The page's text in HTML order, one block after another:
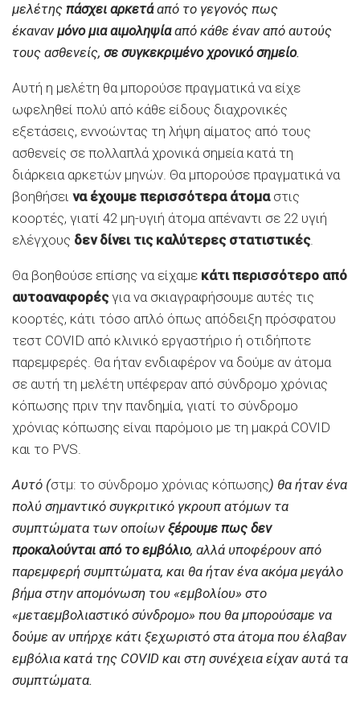
μελέτης πάσχει αρκετάαπό το γεγονός πως
έκανανμόνο μια αιμοληψίααπό κάθε έναν από αυτούς
τους ασθενείς, σε συγκεκριμένο χρονικό σημείο.
Αυτή η μελέτη θα μπορούσε πραγματικά να είχε
ωφεληθεί πολύ από κάθε είδους διαχρονικές
εξετάσεις, εννοώντας τη λήψη αίματος από τους
ασθενείς σε πολλαπλά χρονικά σημεία κατά τη
διάρκεια αρκετών μηνών. Θα μπορούσε πραγματικά να
βοηθήσει να έχουμε περισσότερα άτομαστις
κοορτές, γιατί 42 μη-υγιή άτομα απέναντι σε 22 υγιή
ελέγχους δεν δίνει τις καλύτερες στατιστικές.
Θα βοηθούσε επίσης να είχαμε κάτι περισσότερο από
αυτοαναφορέςγια να σκιαγραφήσουμε αυτές τις
κοορτές, κάτι τόσο απλό όπως απόδειξη πρόσφατου
τεστ COVID από κλινικό εργαστήριο ή οτιδήποτε
παρεμφερές. Θα ήταν ενδιαφέρον να δούμε αν άτομα
σε αυτή τη μελέτη υπέφεραν από σύνδρομο χρόνιας
κόπωσης πριν την πανδημία, γιατί το σύνδρομο
χρόνιας κόπωσης είναι παρόμοιο με τη μακρά COVID
και το PVS.
Αυτό (στμ: το σύνδρομο χρόνιας κόπωσης) θα ήταν ένα
πολύ σημαντικό συγκριτικό γκρουπ ατόμων τα
συμπτώματα των οποίωνξέρουμε πως δεν
προκαλούνται από το εμβόλιο, αλλά υποφέρουν από
παρεμφερή συμπτώματα, και θα ήταν ένα ακόμα μεγάλο
βήμα στην απομόνωση του «εμβολίου» στο
«μεταεμβολιαστικό σύνδρομο» που θα μπορούσαμε να
δούμε αν υπήρχε κάτι ξεχωριστό στα άτομα που έλαβαν
εμβόλια κατά της COVID και στη συνέχεια είχαν αυτά τα
συμπτώματα.